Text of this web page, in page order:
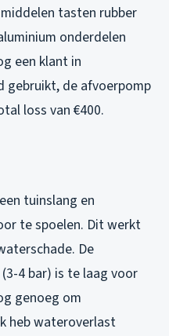
tasten rubber
onderdelen
een klant in
gebruikt, de afvoerpomp
loss van €400.
tuinslang en
te spoelen. Dit werkt
De
4 bar) is te laag voor
genoeg om
heb wateroverlast